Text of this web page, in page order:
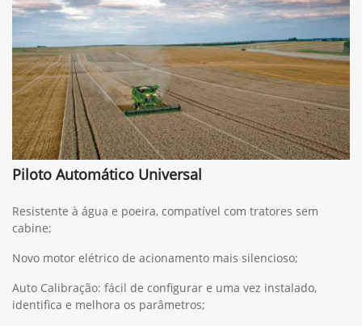
Piloto Automático Universal
Resistente à água e poeira, compatível com tratores sem
cabine;
Novo motor elétrico de acionamento mais silencioso;
Auto Calibração: fácil de configurar e uma vez instalado,
identifica e melhora os parâmetros;